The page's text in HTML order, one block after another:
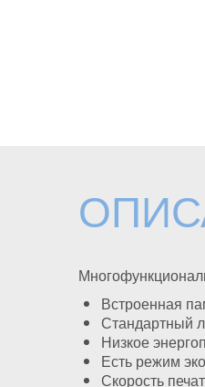
Встроенная
Стандартный
Низкое
Есть режим
Скорость